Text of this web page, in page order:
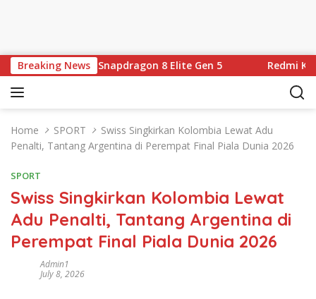
Breaking News
dan Snapdragon 8 Elite Gen 5 Redmi K100
Home SPORT
Swiss Singkirkan Kolombia Lewat Adu
Penalti, Tantang Argentina di Perempat Final Piala Dunia 2026
SPORT
Swiss Singkirkan Kolombia Lewat
Adu Penalti, Tantang Argentina di
Perempat Final Piala Dunia 2026
Admin1
July 8, 2026